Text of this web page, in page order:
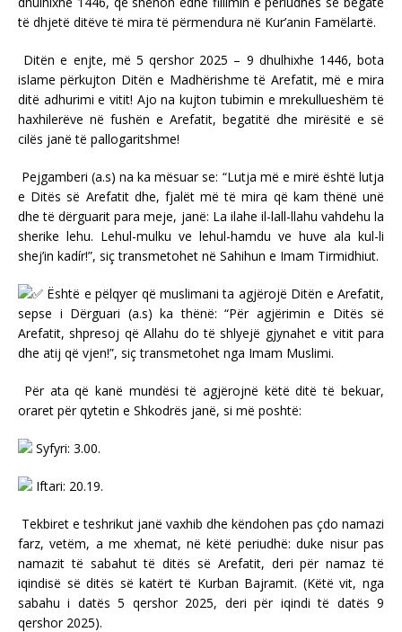
të dhjetë ditëve të mira të përmendura në Kur’anin Famëlartë.
Ditën e enjte, më 5 qershor 2025 – 9 dhulhixhe 1446, bota
islame përkujton Ditën e Madhërishme të Arefatit, më e mira
ditë adhurimi e vitit! Ajo na kujton tubimin e mrekullueshëm të
haxhilerëve në fushën e Arefatit, begatitë dhe mirësitë e së
cilës janë të pallogaritshme!
Pejgamberi (a.s) na ka mësuar se: “Lutja më e mirë është lutja
e Ditës së Arefatit dhe, fjalët më të mira që kam thënë unë
dhe të dërguarit para meje, janë: La ilahe il-lall-llahu vahdehu la
sherike lehu. Lehul-mulku ve lehul-hamdu ve huve ala kul-li
shej’in kadír!”, siç transmetohet në Sahihun e Imam Tirmidhiut.
Është e pëlqyer që muslimani ta agjërojë Ditën e Arefatit,
sepse i Dërguari (a.s) ka thënë: “Për agjërimin e Ditës së
Arefatit, shpresoj që Allahu do të shlyejë gjynahet e vitit para
dhe atij që vjen!”, siç transmetohet nga Imam Muslimi.
Për ata që kanë mundësi të agjërojnë këtë ditë të bekuar,
oraret për qytetin e Shkodrës janë, si më poshtë:
Syfyri: 3.00.
Iftari: 20.19.
Tekbiret e teshrikut janë vaxhib dhe këndohen pas çdo namazi
farz, vetëm, a me xhemat, në këtë periudhë: duke nisur pas
namazit të sabahut të ditës së Arefatit, deri për namaz të
iqindisë së ditës së katërt të Kurban Bajramit. (Këtë vit, nga
sabahu i datës 5 qershor 2025, deri për iqindi të datës 9
qershor 2025).